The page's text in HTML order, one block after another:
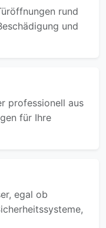
rund
und
professionell aus
für Ihre
egal ob